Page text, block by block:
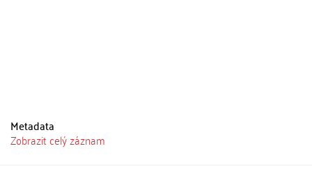
Metadata
Zobrazit celý záznam